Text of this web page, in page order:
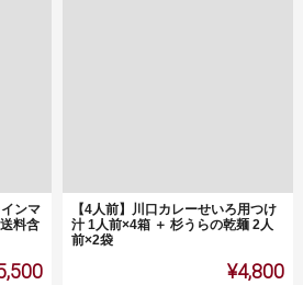
ンマ
料含
【4人前】川口カレーせいろ用つけ
汁 1人前×4箱 ＋ 杉うらの乾麺 2人
前×2袋
¥4,800